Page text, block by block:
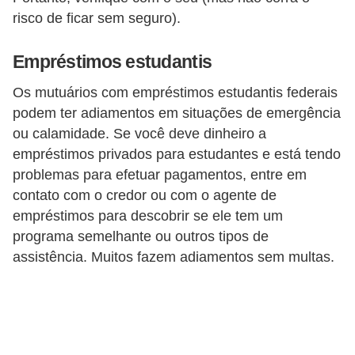
risco de ficar sem seguro).
Empréstimos estudantis
Os mutuários com empréstimos estudantis federais
podem ter adiamentos em situações de emergência
ou calamidade. Se você deve dinheiro a
empréstimos privados para estudantes e está tendo
problemas para efetuar pagamentos, entre em
contato com o credor ou com o agente de
empréstimos para descobrir se ele tem um
programa semelhante ou outros tipos de
assistência. Muitos fazem adiamentos sem multas.